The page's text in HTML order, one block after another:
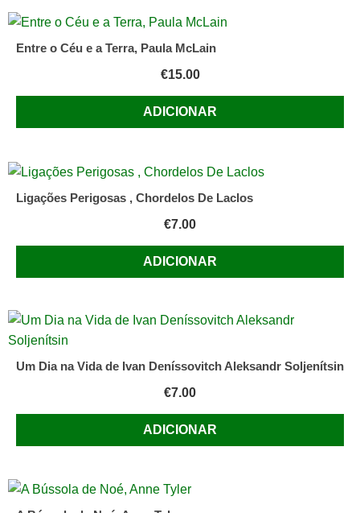
Entre o Céu e a Terra, Paula McLain
€15.00
ADICIONAR
Ligações Perigosas , Chordelos De Laclos
€7.00
ADICIONAR
Um Dia na Vida de Ivan Deníssovitch Aleksandr Soljenítsin
€7.00
ADICIONAR